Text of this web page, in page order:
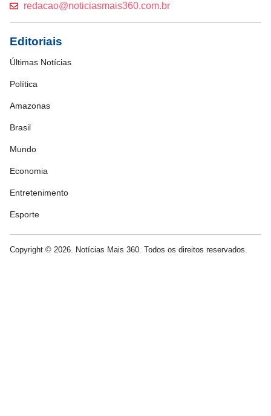
redacao@noticiasmais360.com.br
Editoriais
Últimas Notícias
Política
Amazonas
Brasil
Mundo
Economia
Entretenimento
Esporte
Copyright © 2026. Notícias Mais 360. Todos os direitos reservados.